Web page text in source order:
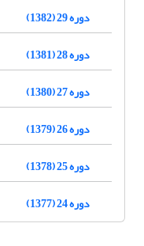
دوره 29 (1382)
دوره 28 (1381)
دوره 27 (1380)
دوره 26 (1379)
دوره 25 (1378)
دوره 24 (1377)